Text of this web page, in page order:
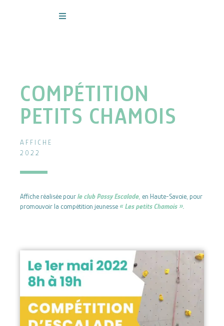
COMPÉTITION
PETITS CHAMOIS
AFFICHE
2022
Affiche réalisée pourle club Passy Escalade, en Haute-Savoie, pour
promouvoir la compétition jeunesse « Les petits Chamois ».